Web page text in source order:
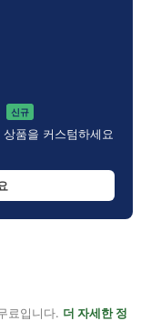
신규
품을 커스텀하세요
료입니다. 더 자세한 정